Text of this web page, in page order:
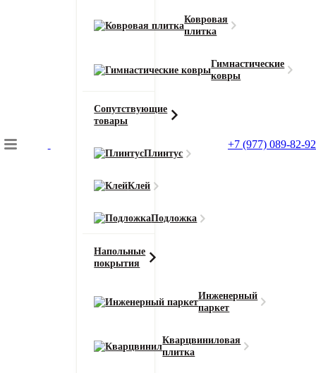
Ковровая
плитка
Гимнастические
ковры
Сопутствующие
товары
Плинтус
Клей
Подложка
Напольные
покрытия
Инженерный
паркет
Кварцвиниловая
плитка
+7 (977) 089-82-92
Подбор коврового покрытия
Напольные покрытия
Напольные покрытия